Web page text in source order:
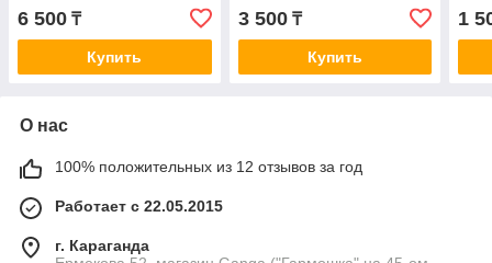
6 500 ₸
Купить
3 500₸
Купить
1
О нас
100% положительных из 12 отзывов за год
Работает с 22.05.2015
г. Караганда